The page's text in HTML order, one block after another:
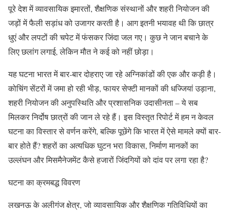
पूरे देश में व्यावसायिक इमारतों, शैक्षणिक संस्थानों और शहरी नियोजन की
जड़ों में फैली सड़ांध को उजागर करती है। आग इतनी भयावह थी कि छात्र
धुएं और लपटों की चपेट में फंसकर जिंदा जल गए। कुछ ने जान बचाने के
लिए छलांग लगाई, लेकिन मौत ने कई को नहीं छोड़ा।
यह घटना भारत में बार-बार दोहराए जा रहे अग्निकांडों की एक और कड़ी है।
कोचिंग सेंटरों में जमा हो रही भीड़, फायर सेफ्टी मानकों की धज्जियां उड़ाना,
शहरी नियोजन की अनुपस्थिति और प्रशासनिक उदासीनता – ये सब
मिलकर निर्दोष छात्रों की जान ले रहे हैं। इस विस्तृत रिपोर्ट में हम न केवल
घटना का विस्तार से वर्णन करेंगे, बल्कि पूछेंगे कि भारत में ऐसे मामले क्यों बार-
बार होते हैं? शहरों का अत्यधिक घुटन भरा विकास, निर्माण मानकों का
उल्लंघन और मिसमैनेजमेंट कैसे हजारों जिंदगियों को दांव पर लगा रहा है?
घटना का क्रमबद्ध विवरण
लखनऊ के अलीगंज क्षेत्र, जो व्यावसायिक और शैक्षणिक गतिविधियों का